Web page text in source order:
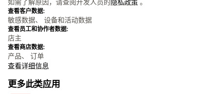
如需了解原因，请查阅开发人员的隐私政策 。
查看客户数据:
敏感数据、 设备和活动数据
查看员工和协作者数据:
店主
查看商店数据:
产品、 订单
查看详细信息
更多此类应用